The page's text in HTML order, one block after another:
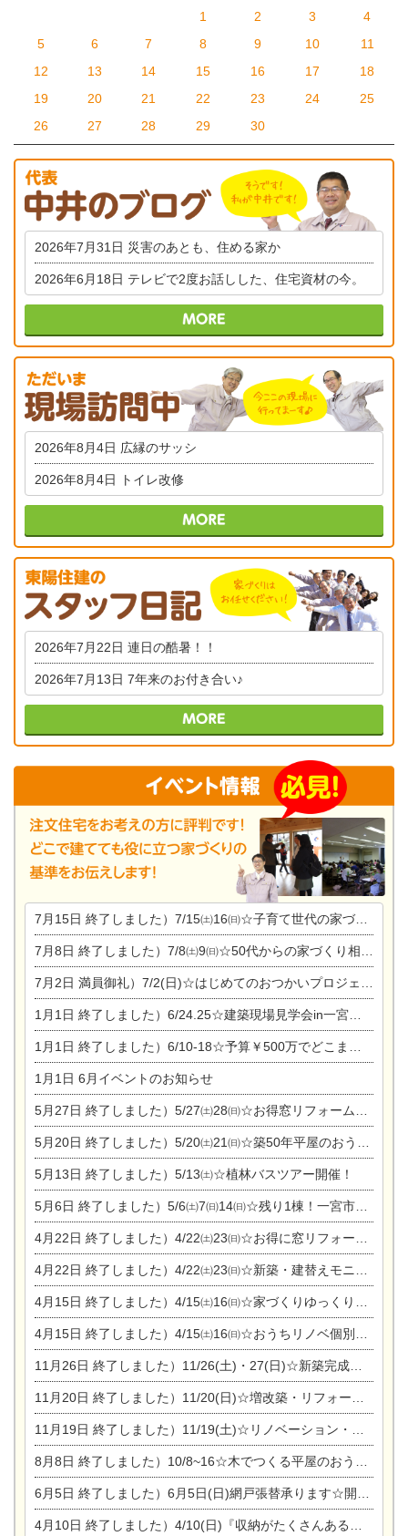
1 2 3
4
5
6 7 8 9 10
11
12
13 14 15 16 17
18
19
20 21 22 23 24
25
26
27 28 29 30
2026年7月31日 災害のあとも、住める家か
2026年6月18日 テレビで2度お話しした、住宅資材の今。
2026年8月4日 広縁のサッシ
2026年8月4日 トイレ改修
2026年7月22日 連日の酷暑！！
2026年7月13日 7年来のお付き合い♪
7月15日 終了しました）7/15㈯16㈰☆子育て世代の家づくり相談会
7月8日 終了しました）7/8㈯9㈰☆50代からの家づくり相談会
7月2日 満員御礼）7/2(日)☆はじめてのおつかいプロジェクト
1月1日 終了しました）6/24.25☆建築現場見学会in一宮市木曽川町
1月1日 終了しました）6/10-18☆予算￥500万でどこまでできるの？リフォーム相談会
1月1日 6月イベントのお知らせ
5月27日 終了しました）5/27㈯28㈰☆お得窓リフォーム個別相談会
5月20日 終了しました）5/20㈯21㈰☆築50年平屋のおうちリノベーション完成見学会
5月13日 終了しました）5/13㈯☆植林バスツアー開催！
5月6日 終了しました）5/6㈯7㈰14㈰☆残り1棟！一宮市限定モニター募集相談会(新築・建替え)
4月22日 終了しました）4/22㈯23㈰☆お得に窓リフォーム個別相談会
4月22日 終了しました）4/22㈯23㈰☆新築・建替えモニター募集個別相談会
4月15日 終了しました）4/15㈯16㈰☆家づくりゆっくりじっくり個別相談会
4月15日 終了しました）4/15㈯16㈰☆おうちリノベ個別相談会
11月26日 終了しました）11/26(土)・27(日)☆新築完成見学会 in一宮市あずら
11月20日 終了しました）11/20(日)☆増改築・リフォームまつり＆秋の味覚まつり＆芸術祭
11月19日 終了しました）11/19(土)☆リノベーション・家の修理まつり＆増改築・リフォームまつりin扶桑ゴルフ
8月8日 終了しました）10/8~16☆木でつくる平屋のおうちのつくり方【完全予約制】
6月5日 終了しました）6月5日(日)網戸張替承ります☆開催！
4月10日 終了しました）4/10(日)『収納がたくさんあるおうち現場見学会』